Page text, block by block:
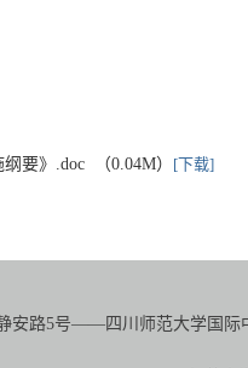
要》.doc （0.04M） [下载]
安路5号——四川师范大学国